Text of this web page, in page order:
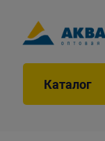
Каталог